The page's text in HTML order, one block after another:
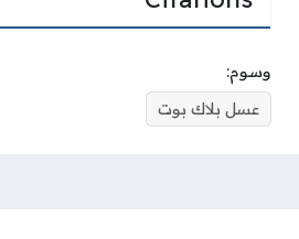
وسوم:
عسل بلاك بوت